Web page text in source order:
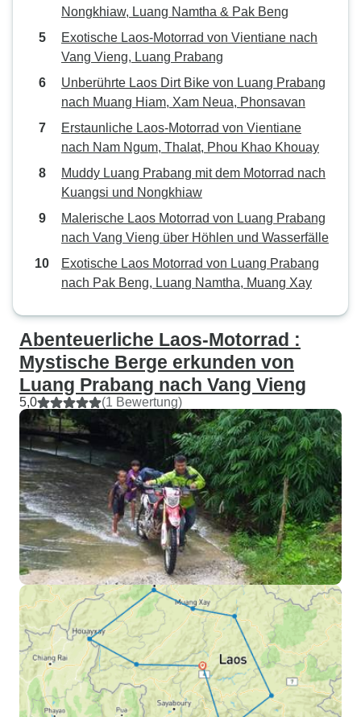
Nongkhiaw, Luang Namtha & Pak Beng
Exotische Laos-Motorrad von Vientiane nach
Vang Vieng, Luang Prabang
Unberührte Laos Dirt Bike von Luang Prabang
nach Muang Hiam, Xam Neua, Phonsavan
Erstaunliche Laos-Motorrad von Vientiane
nach Nam Ngum, Thalat, Phou Khao Khouay
Muddy Luang Prabang mit dem Motorrad nach
Kuangsi und Nongkhiaw
Malerische Laos Motorrad von Luang Prabang
nach Vang Vieng über Höhlen und Wasserfälle
Exotische Laos Motorrad von Luang Prabang
nach Pak Beng, Luang Namtha, Muang Xay
Abenteuerliche Laos-Motorrad :
Mystische Berge erkunden von
Luang Prabang nach Vang Vieng
5,0 (1 Bewertung)